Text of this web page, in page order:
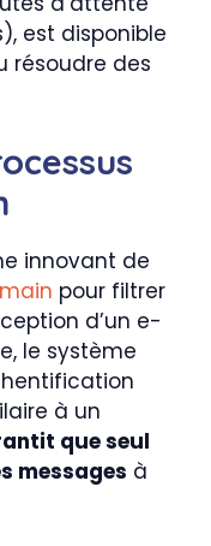
est disponible
résoudre des
innovant de
pour filtrer
d’un e-
le système
à un
que seul
messages à